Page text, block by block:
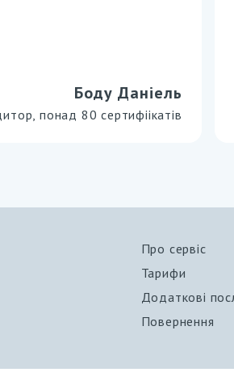
Боду Даніель
понад 80 сертифіікатів
Про сервіс
Тарифи
Додаткові
Повернення